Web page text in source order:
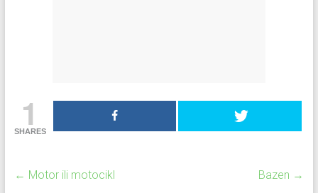
1
SHARES
← Motor ili motocikl Bazen →